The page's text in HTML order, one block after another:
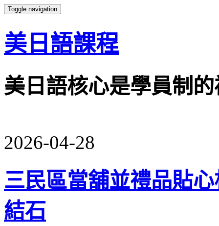
Toggle navigation
美日語課程
美日語核心是學員制
2026-04-28
三民區當舖並禮品貼
結石